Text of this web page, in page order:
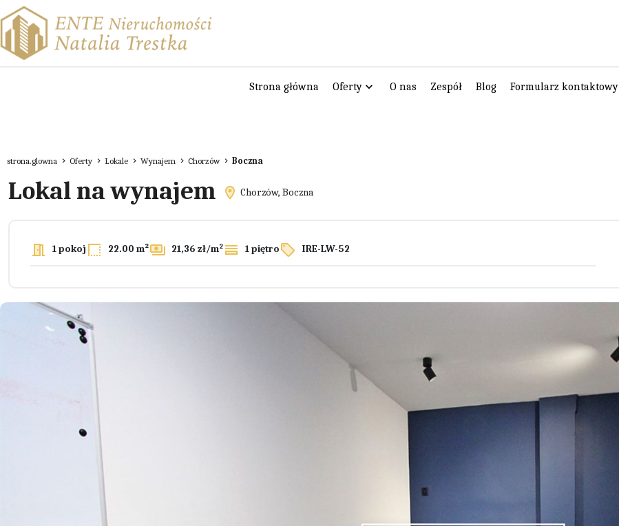
Strona główna Oferty O nas Zespół Blog Formularz kontaktowy
strona.glowna Oferty Lokale Wynajem Chorzów Boczna
Lokal na wynajem Chorzów, Boczna
1 pokoj 22.00 m² 21,36 zł/m2 1 piętro IRE-LW-52